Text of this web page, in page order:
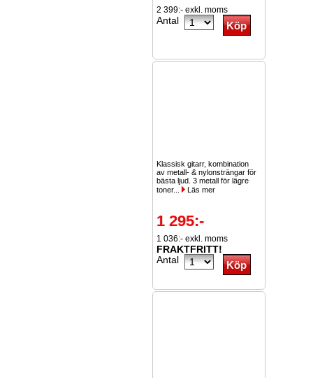
2 399:- exkl. moms
Antal
Klassisk gitarr, kombination
av metall- & nylonsträngar för
bästa ljud. 3 metall för lägre
toner...
Läs mer
1 295:-
1 036:- exkl. moms
FRAKTFRITT!
Antal